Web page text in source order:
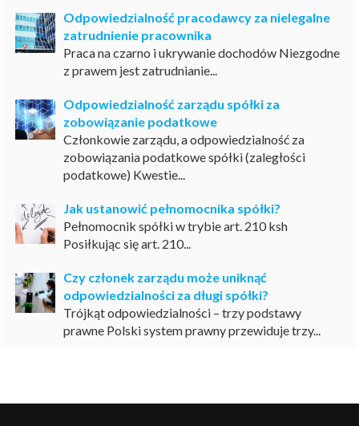
Odpowiedzialność pracodawcy za nielegalne
zatrudnienie pracownika
Praca na czarno i ukrywanie dochodów Niezgodne
z prawem jest zatrudnianie...
Odpowiedzialność zarządu spółki za
zobowiązanie podatkowe
Członkowie zarządu, a odpowiedzialność za
zobowiązania podatkowe spółki (zaległości
podatkowe) Kwestie...
Jak ustanowić pełnomocnika spółki?
Pełnomocnik spółki w trybie art. 210 ksh
Posiłkując się art. 210...
Czy członek zarządu może uniknąć
odpowiedzialności za długi spółki?
Trójkąt odpowiedzialności – trzy podstawy
prawne Polski system prawny przewiduje trzy...